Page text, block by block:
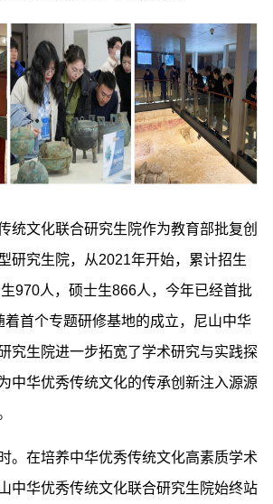
文化联合研究生院作为教育部批复创
研究生院，从2021年开始，累计招生
970人，硕士生866人，今年已经首批
着首个专题研修基地的成立，尼山中华
究生院进一步拓宽了学术研究与实践探
中华优秀传统文化的传承创新注入源源
。在培养中华优秀传统文化高素质学术
中华优秀传统文化联合研究生院始终站